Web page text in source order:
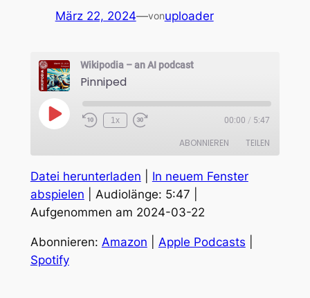
März 22, 2024—vonuploader
Wikipodia – an AI podcast
Pinniped
Play
Episode
1x 00:00 / 5:47
ABONNIEREN TEILEN
Amazon Apple Podcasts
TEILEN
LINK
EMBED
Datei herunterladen
In neuem Fenster
abspielen
Audiolänge: 5:47
Aufgenommen am 2024-03-22
Abonnieren: Amazon Apple Podcasts
Spotify